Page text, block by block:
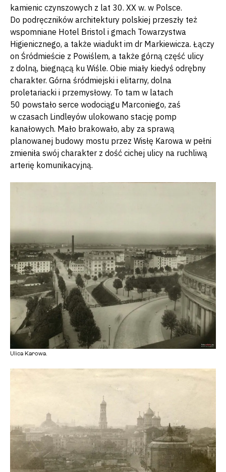
kamienic czynszowych z lat 30. XX w. w Polsce.
Do podręczników architektury polskiej przeszły też
wspomniane Hotel Bristol i gmach Towarzystwa
Higienicznego, a także wiadukt im dr Markiewicza. Łączy
on Śródmieście z Powiślem, a także górną część ulicy
z dolną, biegnącą ku Wiśle. Obie miały kiedyś odrębny
charakter. Górna śródmiejski i elitarny, dolna
proletariacki i przemysłowy. To tam w latach
50 powstało serce wodociągu Marconiego, zaś
w czasach Lindleyów ulokowano stację pomp
kanałowych. Mało brakowało, aby za sprawą
planowanej budowy mostu przez Wisłę Karowa w pełni
zmieniła swój charakter z dość cichej ulicy na ruchliwą
arterię komunikacyjną.
Ulica Karowa.